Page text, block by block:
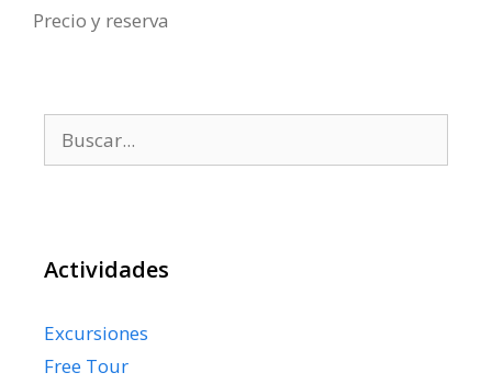
Precio y reserva
Actividades
Excursiones
Free Tour